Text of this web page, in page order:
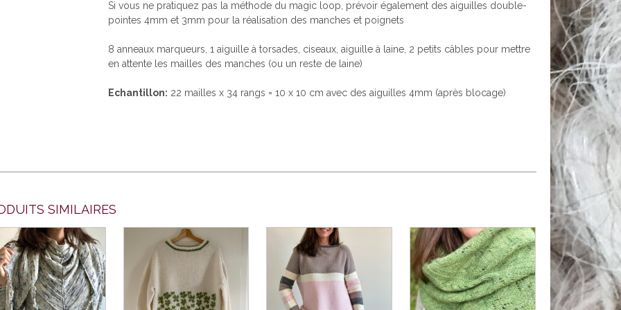
Si vous ne pratiquez pas la méthode du magic loop, prévoir également des aiguilles double-
pointes 4mm et 3mm pour la réalisation des manches et poignets
8 anneaux marqueurs, 1 aiguille à torsades, ciseaux, aiguille à laine, 2 petits câbles pour mettre
en attente les mailles des manches (ou un reste de laine)
Echantillon: 22 mailles x 34 rangs = 10 x 10 cm avec des aiguilles 4mm (après blocage)
SIMILAIRES